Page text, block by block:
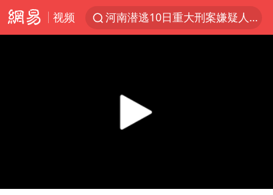
视频
河南潜逃10日重大刑案嫌疑人落网
永和豆浆创始人林炳生去世
Play